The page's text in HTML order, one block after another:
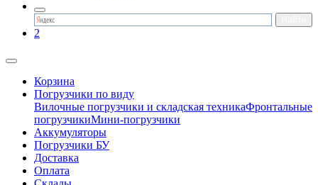
2
Корзина
Погрузчики по виду
Вилочные погрузчики и складская техникаФронтальные
погрузчикиМини-погрузчики
Аккумуляторы
Погрузчики БУ
Доставка
Оплата